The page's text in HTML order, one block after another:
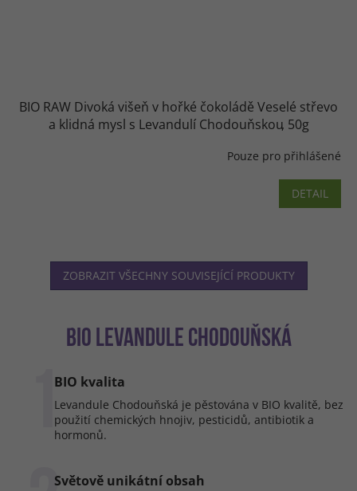
BIO RAW Divoká višeň v hořké čokoládě Veselé střevo
a klidná mysl s Levandulí Chodouňskou 50g
Pouze pro přihlášené
DETAIL
ZOBRAZIT VŠECHNY SOUVISEJÍCÍ PRODUKTY
BIO LEVANDULE CHODOUŇSKÁ
1
BIO kvalita
Levandule Chodouňská je pěstována v BIO kvalitě, bez
použití chemických hnojiv, pesticidů, antibiotik a
hormonů.
Světově unikátní obsah